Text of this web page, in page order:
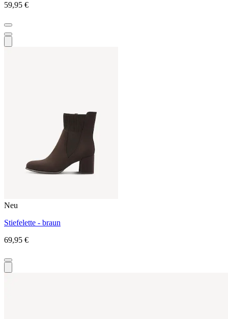
59,95 €
Neu
Stiefelette - braun
69,95 €